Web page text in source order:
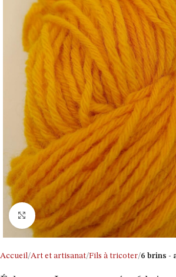
Click to enlarge
Accueil Art et artisanat Fils à tricoter 6 brins -